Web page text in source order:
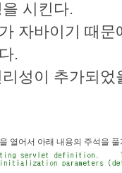
시킨다.
자바이기 때
.
성이 추가되
열어서 아래 내용의 주석을 풀